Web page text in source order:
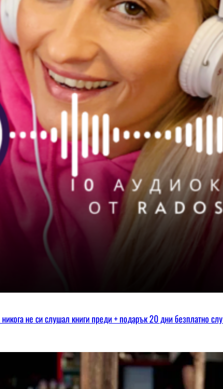
не си слушал книги преди + подарък 20 дни безплатно